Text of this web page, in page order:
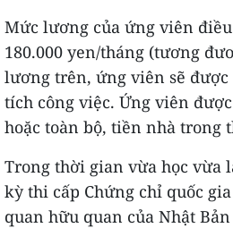
Mức lương của ứng viên
180.000 yen/tháng (tương
lương trên, ứng viên sẽ
tích công việc. Ứng viên
hoặc toàn bộ, tiền nhà trong
Trong thời gian vừa học vừa
kỳ thi cấp Chứng chỉ quốc
quan hữu quan của Nhật